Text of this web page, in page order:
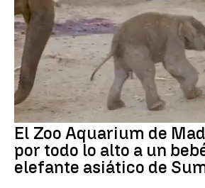
El Zoo Aquarium de
por todo lo alto a un
elefante asiático de